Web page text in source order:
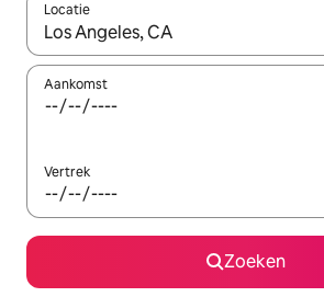
Locatie
Wanneer er resultaten beschikbaar
Aankomst
Vertrek
Zoeken